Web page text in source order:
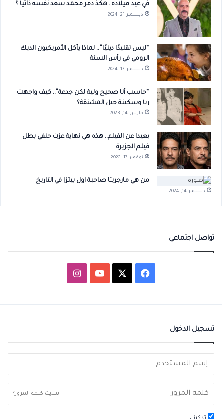
في عيد ميلاده.. هكذ دمر محمد سعد نفسه ذاتيا ؟
ديسمبر 21, 2024
“ليس تقليدًا دينيًا”.. لماذا يأكل الأمريكيون الديك
الرومي في رأس السنة
ديسمبر 17, 2024
“حاسب أنا صحيح ولية لكن جدعة”.. كيف واجهت
ريا وسكينة حبل المشنقة؟
مارس 14, 2023
بعيدا عن الفيلم.. هذه هي نهاية عزت حنفي بطل
فيلم الجزيرة
نوفمبر 17, 2022
من هي مارجريتا صاحبة اول بيتزا في التاريخ
ديسمبر 14, 2024
تواصل اجتماعي
فيسبوك ‫YouTubeانستقرام
تسجيل الدخول
نسيت كلمة المرور؟